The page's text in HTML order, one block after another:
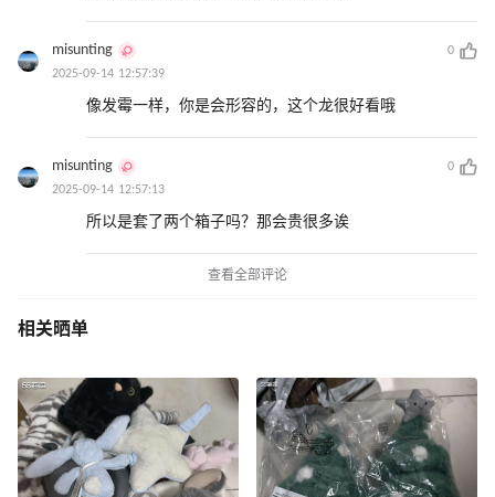
misunting
0
2025-09-14 12:57:39
像发霉一样，你是会形容的，这个龙很好看哦
misunting
0
2025-09-14 12:57:13
所以是套了两个箱子吗？那会贵很多诶
查看全部评论
相关晒单